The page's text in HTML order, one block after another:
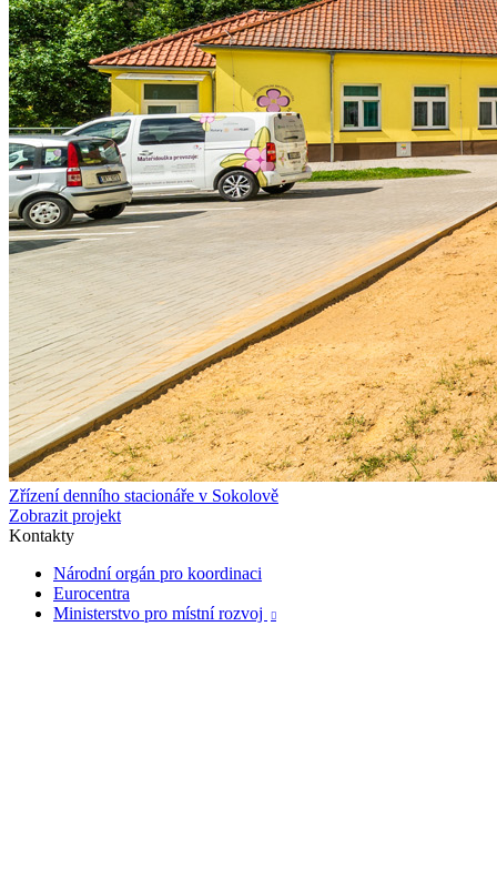
Zřízení denního stacionáře v Sokolově
Zobrazit projekt
Kontakty
Národní orgán pro koordinaci
Eurocentra
Ministerstvo pro místní rozvoj
